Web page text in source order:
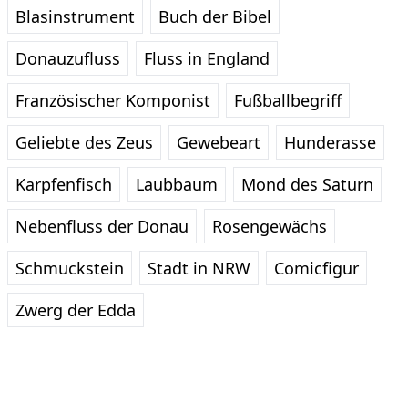
Blasinstrument
Buch der Bibel
Donauzufluss
Fluss in England
Französischer Komponist
Fußballbegriff
Geliebte des Zeus
Gewebeart
Hunderasse
Karpfenfisch
Laubbaum
Mond des Saturn
Nebenfluss der Donau
Rosengewächs
Schmuckstein
Stadt in NRW
Comicfigur
Zwerg der Edda